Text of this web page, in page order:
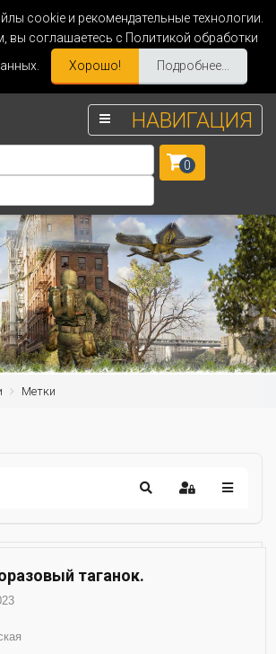
cookie и рекомендательные технологии.
вы соглашаетесь с Политикой обработки
Хорошо! Подробнее...
НАВИГАЦИЯ
0
Метки
таганок.